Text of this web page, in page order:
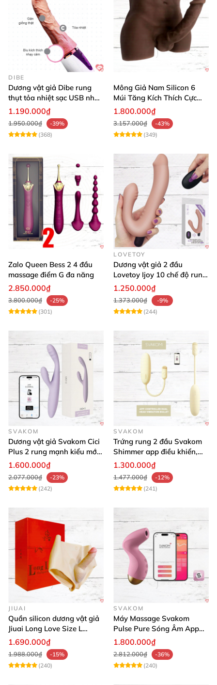
DIBE
Dương vật giả Dibe rung
thụt tỏa nhiệt sạc USB nhập
khẩu giá tốt
1.190.000₫
1.950.000₫
-39%
(368)
Mông Giả Nam Silicon 6
Múi Tăng Kích Thích Cực
Mạnh
1.800.000₫
3.157.000₫
-43%
(349)
Zalo Queen Bess 2 4 đầu
massage điểm G đa năng
2.850.000₫
3.800.000₫
-25%
(301)
LOVETOY
Dương vật giả 2 đầu
Lovetoy Ijoy 10 chế độ rung
sạc tiện lợi mua ngay
1.250.000₫
1.373.000₫
-9%
(244)
SVAKOM
Dương vật giả Svakom Cici
Plus 2 rung mạnh kiểu mới
điều khiển qua App kích
1.600.000₫
2.077.000₫
-23%
(242)
SVAKOM
Trứng rung 2 đầu Svakom
Shimmer app điều khiển,
siêu kích thích
1.300.000₫
1.477.000₫
-12%
(241)
JIUAI
Quần silicon dương vật giả
Jiuai Long Love Size L
thăng hoa
1.690.000₫
1.988.000₫
-15%
(240)
SVAKOM
Máy Massage Svakom
Pulse Pure Sóng Âm App
Điều Khiển Hiện Đại
1.800.000₫
2.812.000₫
-36%
(240)